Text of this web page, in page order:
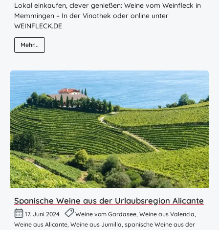
Lokal einkaufen, clever genießen: Weine vom Weinfleck in
Memmingen – In der Vinothek oder online unter
WEINFLECK.DE
Mehr...
Spanische Weine aus der Urlaubsregion Alicante
17. Juni 2024
Weine vom Gardasee, Weine aus Valencia,
Weine aus Alicante, Weine aus Jumilla, spanische Weine aus der